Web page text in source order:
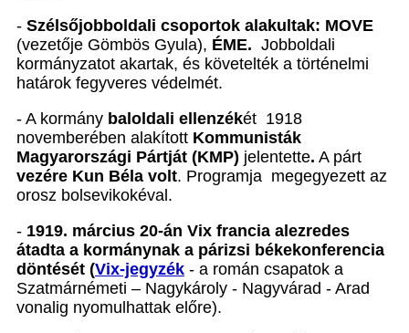
- Szélsőjobboldali csoportok alakultak: MOVE
(vezetője Gömbös Gyula), ÉME. Jobboldali
kormányzatot akartak, és követelték a történelmi
határok fegyveres védelmét.
- A kormány baloldali ellenzékét 1918
novemberében alakított Kommunisták
Magyarországi Pártját (KMP) jelentette. A párt
vezére Kun Béla volt. Programja megegyezett az
orosz bolsevikokéval.
- 1919. március 20-án Vix francia alezredes
átadta a kormánynak a párizsi békekonferencia
döntését (Vix-jegyzék - a román csapatok a
Szatmárnémeti – Nagykároly - Nagyvárad - Arad
vonalig nyomulhattak előre).